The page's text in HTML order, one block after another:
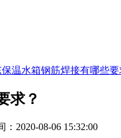
保温水箱钢筋焊接有哪些要
求？
：2020-08-06 15:32:00